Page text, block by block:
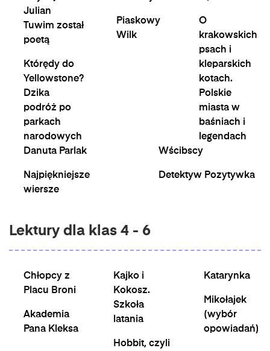
Julian
Tuwim został
poetą
Którędy do
Yellowstone?
Dzika
podróż po
parkach
narodowych
Piaskowy
Wilk
O
krakowskich
psach i
kleparskich
kotach.
Polskie
miasta w
baśniach i
legendach
Danuta Parlak
Najpiękniejsze
wiersze
Wścibscy
Detektyw Pozytywka
Lektury dla klas 4 - 6
Chłopcy z
Placu Broni
Akademia
Pana Kleksa
Kajko i
Kokosz.
Szkoła
latania
Hobbit, czyli
Katarynka
Mikołajek
(wybór
opowiadań)